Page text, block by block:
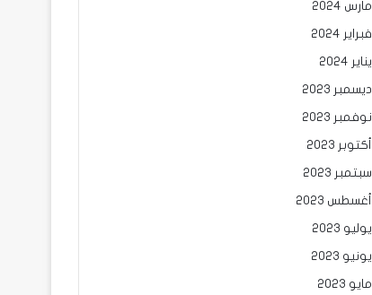
مارس 2024
فبراير 2024
يناير 2024
ديسمبر 2023
نوفمبر 2023
أكتوبر 2023
سبتمبر 2023
أغسطس 2023
يوليو 2023
يونيو 2023
مايو 2023